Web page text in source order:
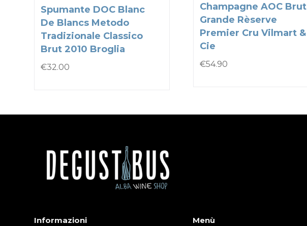
Spumante DOC Blanc
De Blancs Metodo
Tradizionale Classico
Brut 2010 Broglia
€32.00
Champagne AOC Brut
Grande Rèserve
Premier Cru Vilmart &
Cie
€54.90
Informazioni Menù